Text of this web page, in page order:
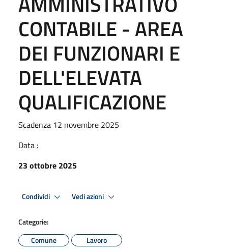
CONTABILE - AREA
DEI FUNZIONARI E
DELL'ELEVATA
QUALIFICAZIONE
Scadenza 12 novembre 2025
Data :
23 ottobre 2025
Condividi Vedi azioni
Categorie:
Comune
Lavoro